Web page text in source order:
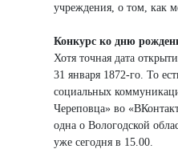
учреждения, о том, как
Конкурс ко дню
Хотя точная дата
31 января 1872-го. То
социальных
Череповца» во
одна о Вологодской
уже сегодня в 15.00.